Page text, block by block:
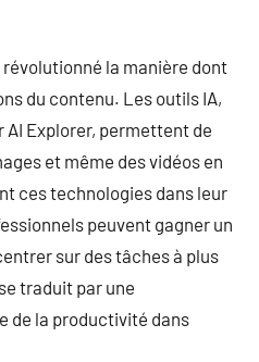
la manière dont
du contenu. Les outils IA,
Explorer, permettent de
et même des vidéos en
ces technologies dans leur
peuvent gagner un
sur des tâches à plus
traduit par une
de la productivité dans